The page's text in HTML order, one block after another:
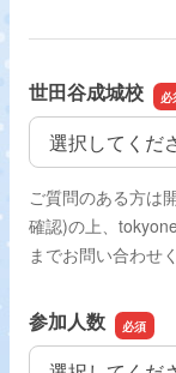
世田谷成城校
世田谷成城校
ご質問のある方は
確認)の上、
までお問い合わせ
参加人数
参加人数